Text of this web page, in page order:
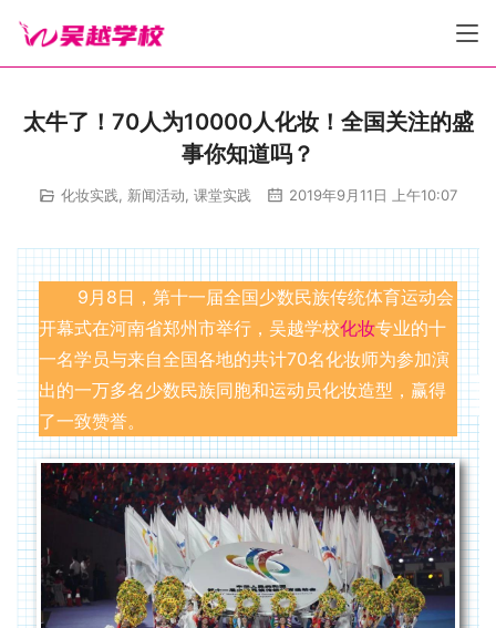
太牛了！70人为10000人化妆！全国关注的盛
事你知道吗？
化妆实践 新闻活动 课堂实践 2019年9月11日 上午10:07
9月8日，第十一届全国少数民族传统体育运动会
开幕式在河南省郑州市举行，吴越学校化妆专业的十
一名学员与来自全国各地的共计70名化妆师为参加演
出的一万多名少数民族同胞和运动员化妆造型，赢得
了一致赞誉。